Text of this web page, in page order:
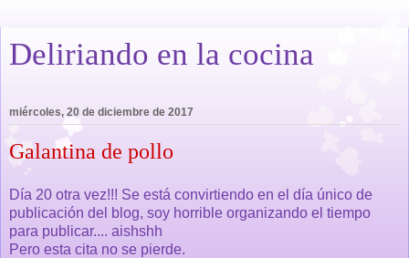
Deliriando en la cocina
miércoles, 20 de diciembre de 2017
Galantina de pollo
Día 20 otra vez!!! Se está convirtiendo en el día único de
publicación del blog, soy horrible organizando el tiempo
para publicar.... aishshh
Pero esta cita no se pierde.